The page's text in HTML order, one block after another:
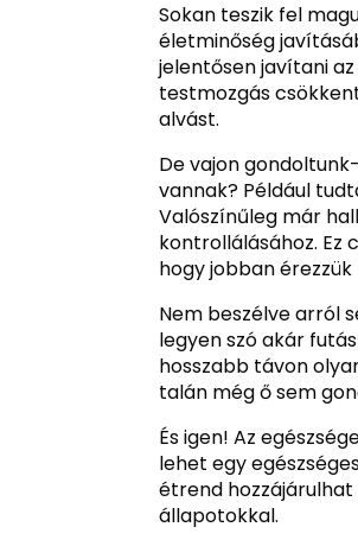
Sokan teszik fel
életminőség
jelentősen javítani
testmozgás
alvást.
De vajon
vannak? Például
Valószínűleg már
kontrollálásához. Ez
hogy jobban
Nem beszélve arról
legyen szó akár
hosszabb távon
talán még ő sem
És igen! Az
lehet egy
étrend hozzájárulhat
állapotokkal.